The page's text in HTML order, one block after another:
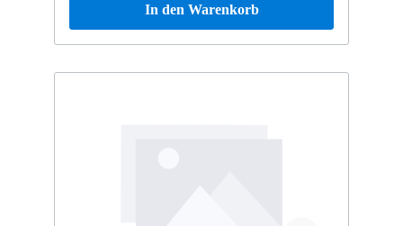
In den Warenkorb